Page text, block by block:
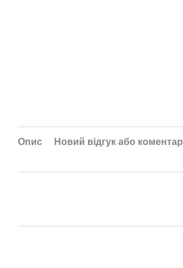
Опис Новий відгук або коментар